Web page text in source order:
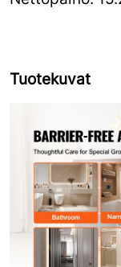
Tuotekuvat